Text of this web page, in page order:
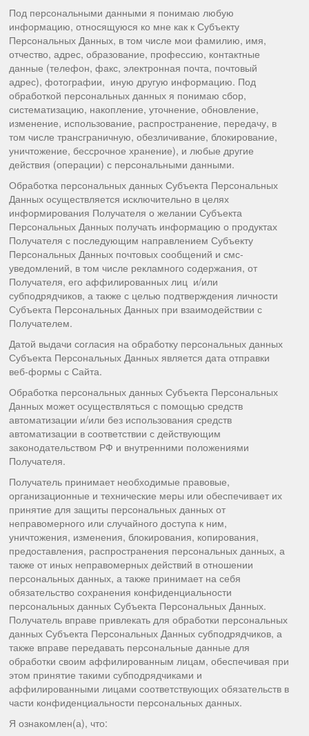
Под персональными данными я понимаю любую
информацию, относящуюся ко мне как к Субъекту
Персональных Данных, в том числе мои фамилию, имя,
отчество, адрес, образование, профессию, контактные
данные (телефон, факс, электронная почта, почтовый
адрес), фотографии, иную другую информацию. Под
обработкой персональных данных я понимаю сбор,
систематизацию, накопление, уточнение, обновление,
изменение, использование, распространение, передачу, в
том числе трансграничную, обезличивание, блокирование,
уничтожение, бессрочное хранение), и любые другие
действия (операции) с персональными данными.
Обработка персональных данных Субъекта Персональных
Данных осуществляется исключительно в целях
информирования Получателя о желании Субъекта
Персональных Данных получать информацию о продуктах
Получателя с последующим направлением Субъекту
Персональных Данных почтовых сообщений и смс-
уведомлений, в том числе рекламного содержания, от
Получателя, его аффилированных лиц и/или
субподрядчиков, а также с целью подтверждения личности
Субъекта Персональных Данных при взаимодействии с
Получателем.
Датой выдачи согласия на обработку персональных данных
Субъекта Персональных Данных является дата отправки
веб-формы с Сайта.
Обработка персональных данных Субъекта Персональных
Данных может осуществляться с помощью средств
автоматизации и/или без использования средств
автоматизации в соответствии с действующим
законодательством РФ и внутренними положениями
Получателя.
Получатель принимает необходимые правовые,
организационные и технические меры или обеспечивает их
принятие для защиты персональных данных от
неправомерного или случайного доступа к ним,
уничтожения, изменения, блокирования, копирования,
предоставления, распространения персональных данных, а
также от иных неправомерных действий в отношении
персональных данных, а также принимает на себя
обязательство сохранения конфиденциальности
персональных данных Субъекта Персональных Данных.
Получатель вправе привлекать для обработки персональных
данных Субъекта Персональных Данных субподрядчиков, а
также вправе передавать персональные данные для
обработки своим аффилированным лицам, обеспечивая при
этом принятие такими субподрядчиками и
аффилированными лицами соответствующих обязательств в
части конфиденциальности персональных данных.
Я ознакомлен(а), что: